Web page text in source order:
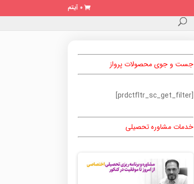
0 آیتم
جست و جوی محصولات پرواز
[prdctfltr_sc_get_filter]
خدمات مشاوره تحصیلی